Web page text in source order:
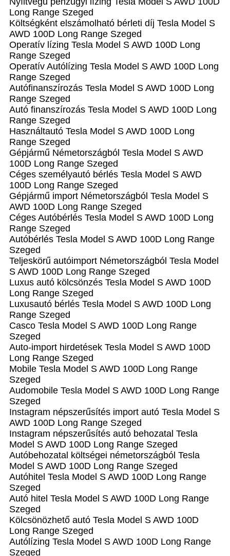
Long Range Szeged
Költségként elszámolható bérleti díj Tesla Model S
AWD 100D Long Range Szeged
Operatív lízing Tesla Model S AWD 100D Long
Range Szeged
Operatív Autólízing Tesla Model S AWD 100D Long
Range Szeged
Autófinanszírozás Tesla Model S AWD 100D Long
Range Szeged
Autó finanszírozás Tesla Model S AWD 100D Long
Range Szeged
Használtautó Tesla Model S AWD 100D Long
Range Szeged
Gépjármű Németországból Tesla Model S AWD
100D Long Range Szeged
Céges személyautó bérlés Tesla Model S AWD
100D Long Range Szeged
Gépjármű import Németországból Tesla Model S
AWD 100D Long Range Szeged
Céges Autóbérlés Tesla Model S AWD 100D Long
Range Szeged
Autóbérlés Tesla Model S AWD 100D Long Range
Szeged
Teljeskörű autóimport Németországból Tesla Model
S AWD 100D Long Range Szeged
Luxus autó kölcsönzés Tesla Model S AWD 100D
Long Range Szeged
Luxusautó bérlés Tesla Model S AWD 100D Long
Range Szeged
Casco Tesla Model S AWD 100D Long Range
Szeged
Auto-import hirdetések Tesla Model S AWD 100D
Long Range Szeged
Mobile Tesla Model S AWD 100D Long Range
Szeged
Audomobile Tesla Model S AWD 100D Long Range
Szeged
Instagram népszerűsítés import autó Tesla Model S
AWD 100D Long Range Szeged
Instagram népszerűsítés autó behozatal Tesla
Model S AWD 100D Long Range Szeged
Autóbehozatal költségei németországból Tesla
Model S AWD 100D Long Range Szeged
Autóhitel Tesla Model S AWD 100D Long Range
Szeged
Autó hitel Tesla Model S AWD 100D Long Range
Szeged
Kölcsönözhető autó Tesla Model S AWD 100D
Long Range Szeged
Autólízing Tesla Model S AWD 100D Long Range
Szeged